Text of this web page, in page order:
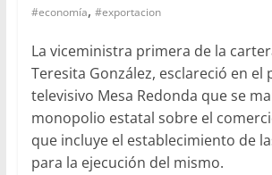
#economía, #exportacion
La viceministra primera de la
Teresita González, esclareció en el
televisivo Mesa Redonda que se
monopolio estatal sobre el
que incluye el establecimiento de
para la ejecución del mismo.